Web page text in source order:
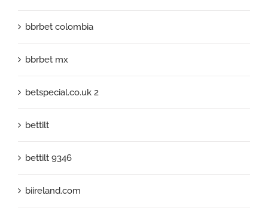
bbrbet colombia
bbrbet mx
betspecial.co.uk 2
bettilt
bettilt 9346
biireland.com